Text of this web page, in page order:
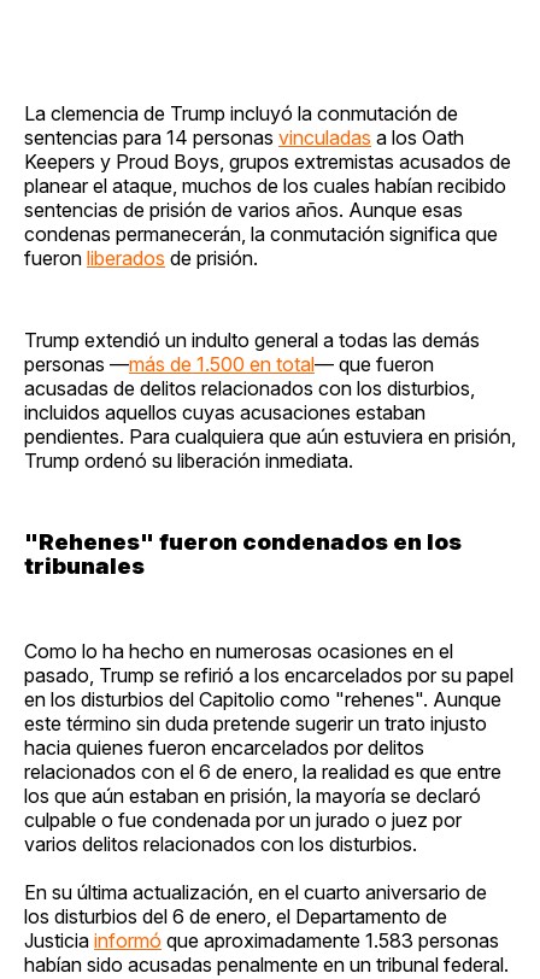
La clemencia de Trump incluyó la conmutación de
sentencias para 14 personas vinculadas a los Oath
Keepers y Proud Boys, grupos extremistas acusados de
planear el ataque, muchos de los cuales habían recibido
sentencias de prisión de varios años. Aunque esas
condenas permanecerán, la conmutación significa que
fueron liberados de prisión.
Trump extendió un indulto general a todas las demás
personas —más de 1.500 en total— que fueron
acusadas de delitos relacionados con los disturbios,
incluidos aquellos cuyas acusaciones estaban
pendientes. Para cualquiera que aún estuviera en prisión,
Trump ordenó su liberación inmediata.
"Rehenes" fueron condenados en los
tribunales
Como lo ha hecho en numerosas ocasiones en el
pasado, Trump se refirió a los encarcelados por su papel
en los disturbios del Capitolio como "rehenes". Aunque
este término sin duda pretende sugerir un trato injusto
hacia quienes fueron encarcelados por delitos
relacionados con el 6 de enero, la realidad es que entre
los que aún estaban en prisión, la mayoría se declaró
culpable o fue condenada por un jurado o juez por
varios delitos relacionados con los disturbios.
En su última actualización, en el cuarto aniversario de
los disturbios del 6 de enero, el Departamento de
Justicia informó que aproximadamente 1.583 personas
habían sido acusadas penalmente en un tribunal federal.